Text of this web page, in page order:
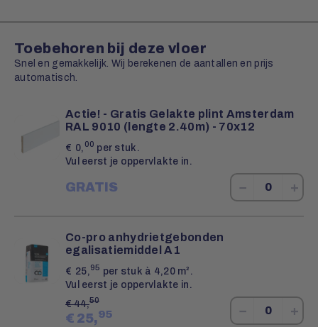
Toebehoren bij deze vloer
Snel en gemakkelijk. Wij berekenen de aantallen en prijs
automatisch.
Actie! - Gratis Gelakte plint Amsterdam
RAL 9010 (lengte 2.40m) - 70x12
€ 0, 00 per stuk.
Vul eerst je oppervlakte in.
GRATIS − +
Co-pro anhydrietgebonden
egalisatiemiddel A1
€ 25, 95 per stuk à 4,20 m².
Vul eerst je oppervlakte in.
€44,50
€ 25,95 − +